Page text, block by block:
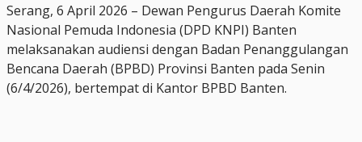
Serang, 6 April 2026 – Dewan Pengurus Daerah Komite
Nasional Pemuda Indonesia (DPD KNPI) Banten
melaksanakan audiensi dengan Badan Penanggulangan
Bencana Daerah (BPBD) Provinsi Banten pada Senin
(6/4/2026), bertempat di Kantor BPBD Banten.